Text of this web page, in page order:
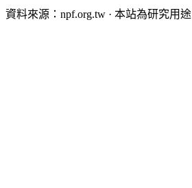
資料來源：npf.org.tw · 本站為研究用途